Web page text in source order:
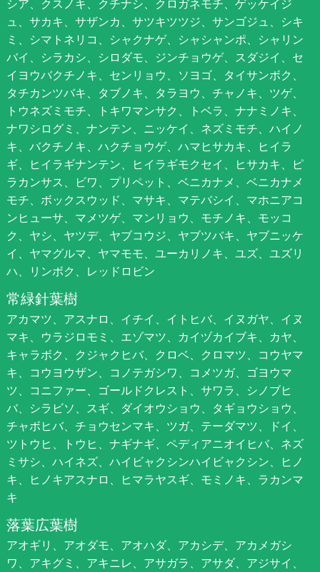
シア、クスノキ、クチナシ、クロガネモチ、ゲッケイジ
ュ、サカキ、サザンカ、サツキツツジ、サンゴジュ、シキ
ミ、シマトネリコ、シャクナゲ、シャシャンポ、シャリン
バイ、シラカシ、シロダモ、ジンチョウゲ、スダジイ、セ
イヨウバクチノキ、センリョウ、ソヨゴ、タイサンボク、
タチカンツバキ、タブノキ、タラヨウ、チャノキ、ツゲ、
トウネズミモチ、トキワマンサク、トベラ、ナナミノキ、
ナワシログミ、ナンテン、ニッケイ、ネズミモチ、ハイノ
キ、バクチノキ、ハクチョウゲ、ハマヒサカキ、ヒイラ
ギ、ヒイラギナンテン、ヒイラギモクセイ、ヒサカキ、ピ
ラカンサス、ビワ、プリペット、ベニカナメ、ベニカナメ
モチ、ボックスウッド、マサキ、マテバシイ、マホニアコ
ンヒューサ、マメツゲ、マンリョウ、モチノキ、モッコ
ク、ヤシ、ヤツデ、ヤブコウジ、ヤブツバキ、ヤブニッケ
イ、ヤマグルマ、ヤマモモ、ユーカリノキ、ユズ、ユズリ
ハ、リンボク、レッドロビン
常緑針葉樹
アカマツ、アスナロ、イチイ、イトヒバ、イヌガヤ、イヌ
マキ、ウラジロモミ、エゾマツ、カイヅカイブキ、カヤ、
キャラボク、クジャクヒバ、クロベ、クロマツ、コウヤマ
キ、コウヨウザン、コノテガシワ、コメツガ、ゴヨウマ
ツ、コニファー、ゴールドクレスト、サワラ、シノブヒ
バ、シラビソ、スギ、ダイオウショウ、タギョウショウ、
チャボヒバ、チョウセンマキ、ツガ、テーダマツ、ドイ、
ツトウヒ、トウヒ、ナギナギ、ペディアニオイヒバ、ネズ
ミサシ、ハイネズ、ハイビャクシンハイビャクシン、ヒノ
キ、ヒノキアスナロ、ヒマラヤスギ、モミノキ、ラカンマ
キ
落葉広葉樹
アオギリ、アオダモ、アオハダ、アカシデ、アカメガシ
ワ、アキグミ、アキニレ、アサガラ、アサダ、アジサイ、